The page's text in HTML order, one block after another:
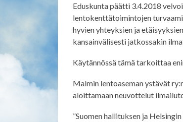
Eduskunta päätti 3.4.2018
lentokenttätoimintojen
hyvien yhteyksien ja
kansainvälisesti jatkossakin
Käytännössä tämä tarkoittaa
Malmin lentoaseman ystävät
aloittamaan neuvottelut
”Suomen hallituksen ja